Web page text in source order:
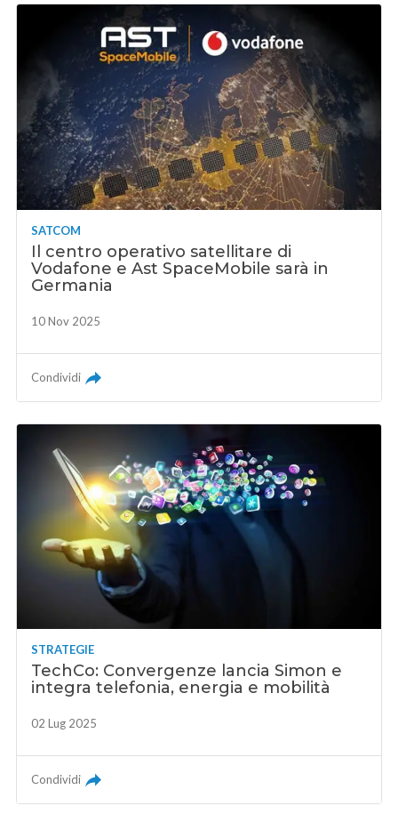
SATCOM
Il centro operativo satellitare di
Vodafone e Ast SpaceMobile sarà in
Germania
10 Nov 2025
Condividi
STRATEGIE
TechCo: Convergenze lancia Simon e
integra telefonia, energia e mobilità
02 Lug 2025
Condividi